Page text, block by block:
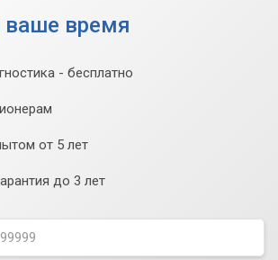
время
- бесплатно
от 5 лет
до 3 лет